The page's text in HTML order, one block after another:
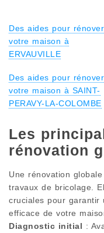
Des aides pour rénover
votre maison à
ERVAUVILLE
Des aides pour rénover
votre maison à SAINT-
PERAVY-LA-COLOMBE
Les
rénovation
Une rénovation
travaux de bricolage.
cruciales pour garantir
efficace de votre
Diagnostic initial :